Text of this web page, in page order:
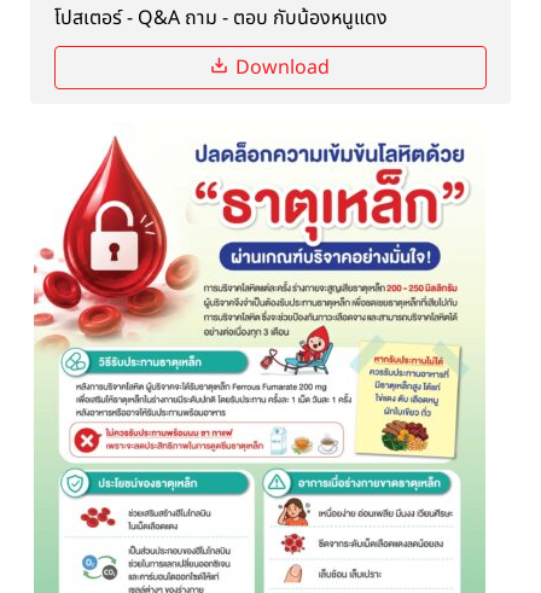
โปสเตอร์ - Q&A ถาม - ตอบ กับน้องหนูแดง
Download